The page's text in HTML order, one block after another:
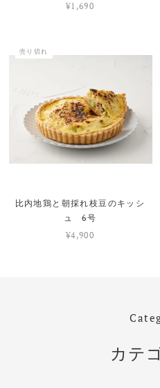
¥1,690
売り切れ
比内地鶏と朝採れ枝豆のキッシ
ュ 6号
¥4,900
カテ